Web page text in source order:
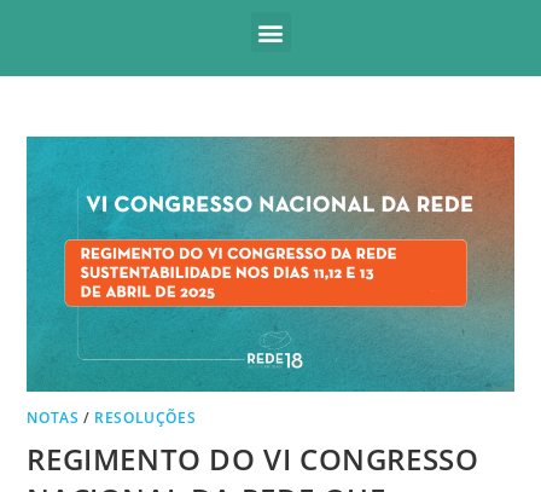
NOTAS / RESOLUÇÕES
REGIMENTO DO VI CONGRESSO